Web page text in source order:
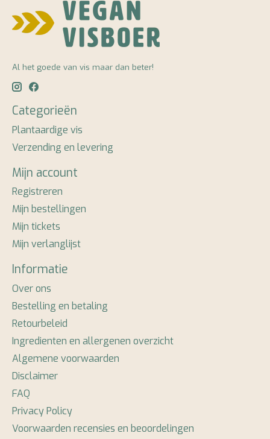
Al het goede van vis maar dan beter!
Categorieën
Plantaardige vis
Verzending en levering
Mijn account
Registreren
Mijn bestellingen
Mijn tickets
Mijn verlanglijst
Informatie
Over ons
Bestelling en betaling
Retourbeleid
Ingredienten en allergenen overzicht
Algemene voorwaarden
Disclaimer
FAQ
Privacy Policy
Voorwaarden recensies en beoordelingen